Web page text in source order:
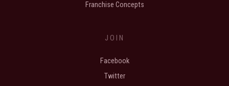
Franchise Concepts
JOIN
Facebook
Twitter